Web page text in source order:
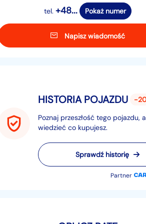
tel. +48... Pokaż numer
Napisz wiadomość
HISTORIA POJAZDU
-
Poznaj przeszłość tego pojazdu,
wiedzieć co kupujesz.
Sprawdź historię
Partner